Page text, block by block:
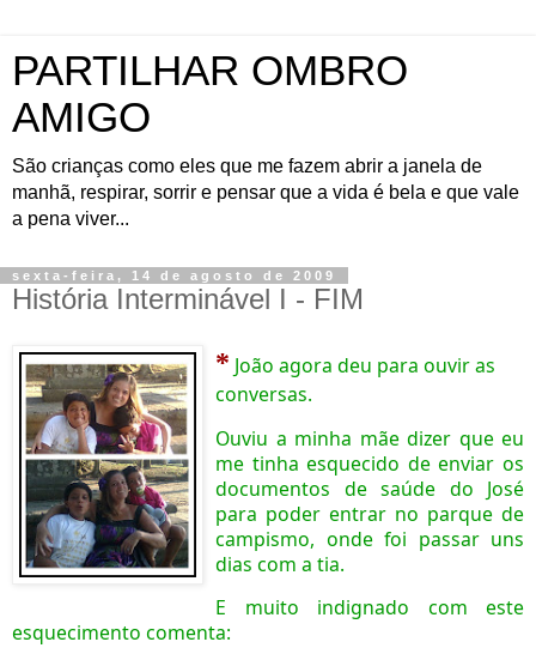
PARTILHAR OMBRO
AMIGO
São crianças como eles que me fazem abrir a janela de
manhã, respirar, sorrir e pensar que a vida é bela e que vale
a pena viver...
sexta-feira, 14 de agosto de 2009
História Interminável I - FIM
* João agora deu para ouvir as
conversas.
Ouviu a minha mãe dizer que eu
me tinha esquecido de enviar os
documentos de saúde do José
para poder entrar no parque de
campismo, onde foi passar uns
dias com a tia.
E muito indignado com este
esquecimento comenta: